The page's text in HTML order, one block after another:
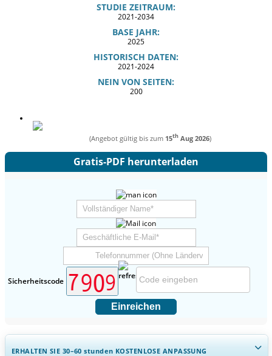
STUDIE ZEITRAUM:
2021-2034
BASE JAHR:
2025
HISTORISCH DATEN:
2021-2024
NEIN VON SEITEN:
200
(Angebot gültig bis zum 15thAug 2026)
Gratis-PDF herunterladen
Sicherheitscode
Einreichen
ERHALTEN SIE 30–60stunden KOSTENLOSE ANPASSUNG